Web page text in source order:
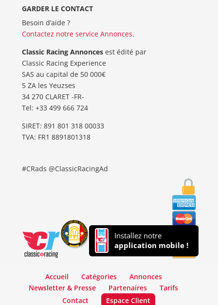
GARDER LE CONTACT
Besoin d’aide ?
Contactez notre service Annonces.
Classic Racing Annoncesest édité par
Classic Racing Experience
SAS au capital de 50 000€
5 ZA les Yeuzses
34 270 CLARET -FR-
Tel: ‭+33 499 666 724‬
SIRET: 891 801 318 00033
TVA: FR1 8891801318
#CRads @ClassicRacingAd
Installez notre
application mobile !
Accueil Catégories
Annonces
Newsletter & Presse
Partenaires
Tarifs
Contact
Espace Client